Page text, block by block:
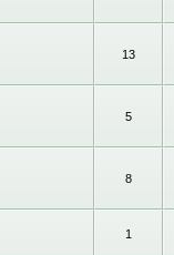
13
5
8
1